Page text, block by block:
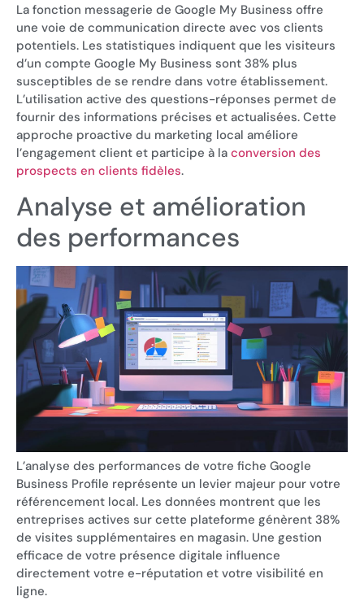
La fonction messagerie de Google My Business offre
une voie de communication directe avec vos clients
potentiels. Les statistiques indiquent que les visiteurs
d’un compte Google My Business sont 38% plus
susceptibles de se rendre dans votre établissement.
L’utilisation active des questions-réponses permet de
fournir des informations précises et actualisées. Cette
approche proactive du marketing local améliore
l’engagement client et participe à la conversion des
prospects en clients fidèles.
Analyse et amélioration
des performances
L’analyse des performances de votre fiche Google
Business Profile représente un levier majeur pour votre
référencement local. Les données montrent que les
entreprises actives sur cette plateforme génèrent 38%
de visites supplémentaires en magasin. Une gestion
efficace de votre présence digitale influence
directement votre e-réputation et votre visibilité en
ligne.